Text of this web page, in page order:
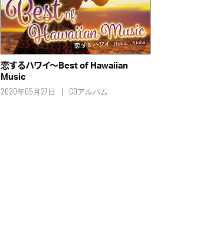
恋するハワイ～Best of Hawaiian
Music
2020年05月27日 CDアルバム